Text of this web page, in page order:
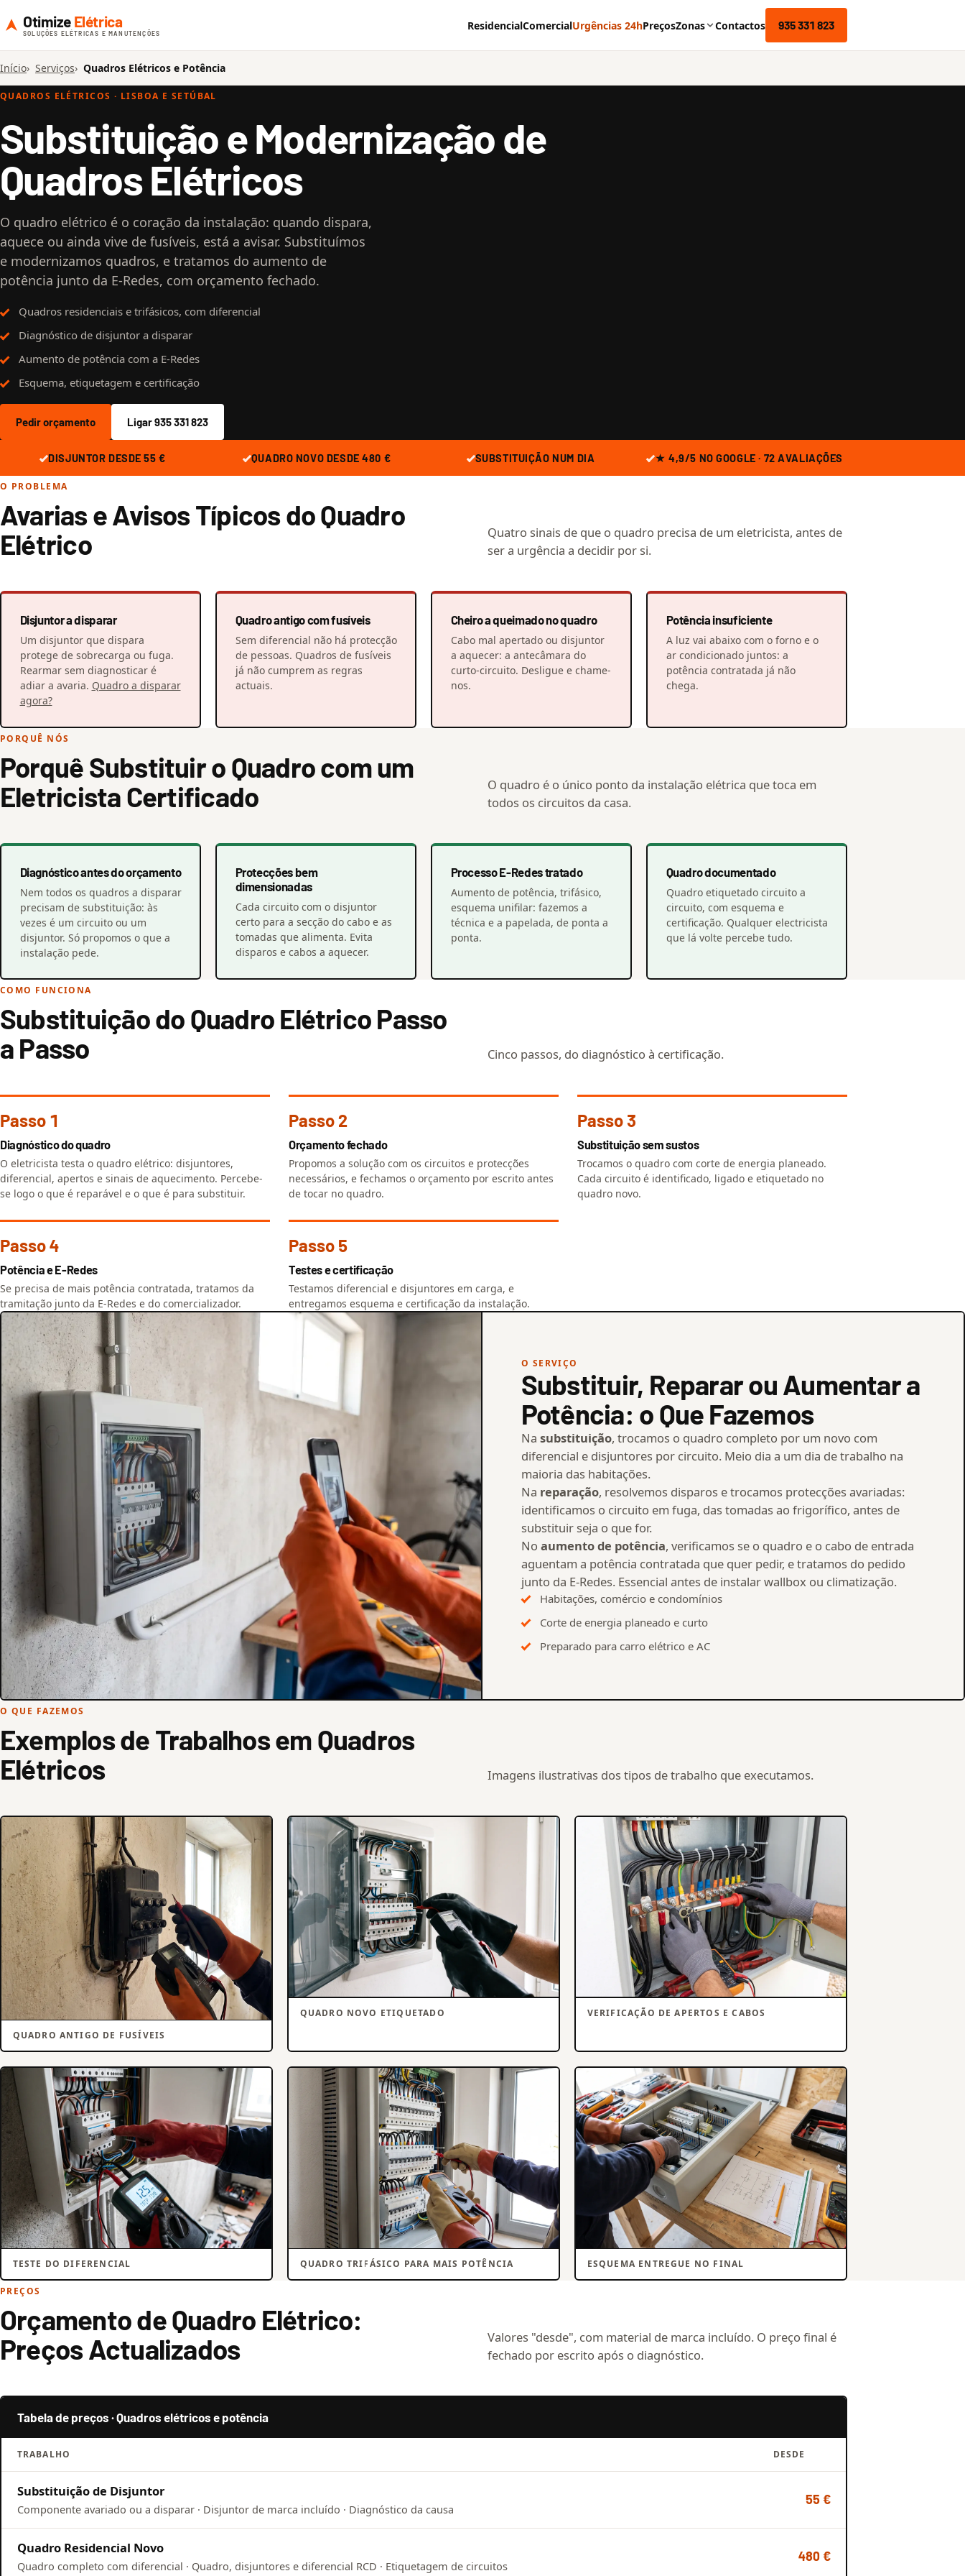
Otimize Elétrica
SOLUÇÕES ELÉTRICAS E MANUTENÇÕES
ResidencialComercialUrgências 24hPreçosZonas Contactos 935 331 823
Início Serviços Quadros Elétricos e Potência
QUADROS ELÉTRICOS · LISBOA E SETÚBAL
Substituição e Modernização de
Quadros Elétricos
O quadro elétrico é o coração da instalação: quando dispara,
aquece ou ainda vive de fusíveis, está a avisar. Substituímos
e modernizamos quadros, e tratamos do aumento de
potência junto da E-Redes, com orçamento fechado.
Quadros residenciais e trifásicos, com diferencial
Diagnóstico de disjuntor a disparar
Aumento de potência com a E-Redes
Esquema, etiquetagem e certificação
Pedir orçamento Ligar 935 331 823
DISJUNTOR DESDE 55 € QUADRO NOVO DESDE 480 € SUBSTITUIÇÃO NUM DIA ★ 4,9/5 NO GOOGLE · 72 AVALIAÇÕES
O PROBLEMA
Avarias e Avisos Típicos do Quadro
Elétrico
Quatro sinais de que o quadro precisa de um eletricista, antes de
ser a urgência a decidir por si.
Disjuntor a disparar
Um disjuntor que dispara
protege de sobrecarga ou fuga.
Rearmar sem diagnosticar é
adiar a avaria. Quadro a disparar
agora?
Quadro antigo com fusíveis
Sem diferencial não há protecção
de pessoas. Quadros de fusíveis
já não cumprem as regras
actuais.
Cheiro a queimado no quadro
Cabo mal apertado ou disjuntor
a aquecer: a antecâmara do
curto-circuito. Desligue e chame-
nos.
Potência insuficiente
A luz vai abaixo com o forno e o
ar condicionado juntos: a
potência contratada já não
chega.
PORQUÊ NÓS
Porquê Substituir o Quadro com um
Eletricista Certificado
O quadro é o único ponto da instalação elétrica que toca em
todos os circuitos da casa.
Diagnóstico antes do orçamento
Nem todos os quadros a disparar
precisam de substituição: às
vezes é um circuito ou um
disjuntor. Só propomos o que a
instalação pede.
Protecções bem
dimensionadas
Cada circuito com o disjuntor
certo para a secção do cabo e as
tomadas que alimenta. Evita
disparos e cabos a aquecer.
Processo E-Redes tratado
Aumento de potência, trifásico,
esquema unifilar: fazemos a
técnica e a papelada, de ponta a
ponta.
Quadro documentado
Quadro etiquetado circuito a
circuito, com esquema e
certificação. Qualquer electricista
que lá volte percebe tudo.
COMO FUNCIONA
Substituição do Quadro Elétrico Passo
a Passo
Cinco passos, do diagnóstico à certificação.
Passo 1
Diagnóstico do quadro
O eletricista testa o quadro elétrico: disjuntores,
diferencial, apertos e sinais de aquecimento. Percebe-
se logo o que é reparável e o que é para substituir.
Passo 2
Orçamento fechado
Propomos a solução com os circuitos e protecções
necessários, e fechamos o orçamento por escrito antes
de tocar no quadro.
Passo 3
Substituição sem sustos
Trocamos o quadro com corte de energia planeado.
Cada circuito é identificado, ligado e etiquetado no
quadro novo.
Passo 4
Potência e E-Redes
Se precisa de mais potência contratada, tratamos da
tramitação junto da E-Redes e do comercializador.
Passo 5
Testes e certificação
Testamos diferencial e disjuntores em carga, e
entregamos esquema e certificação da instalação.
O SERVIÇO
Substituir, Reparar ou Aumentar a
Potência: o Que Fazemos
Na substituição, trocamos o quadro completo por um novo com
diferencial e disjuntores por circuito. Meio dia a um dia de trabalho na
maioria das habitações.
Na reparação, resolvemos disparos e trocamos protecções avariadas:
identificamos o circuito em fuga, das tomadas ao frigorífico, antes de
substituir seja o que for.
No aumento de potência, verificamos se o quadro e o cabo de entrada
aguentam a potência contratada que quer pedir, e tratamos do pedido
junto da E-Redes. Essencial antes de instalar wallbox ou climatização.
Habitações, comércio e condomínios
Corte de energia planeado e curto
Preparado para carro elétrico e AC
O QUE FAZEMOS
Exemplos de Trabalhos em Quadros
Elétricos
Imagens ilustrativas dos tipos de trabalho que executamos.
QUADRO ANTIGO DE FUSÍVEIS
QUADRO NOVO ETIQUETADO VERIFICAÇÃO DE APERTOS E CABOS
TESTE DO DIFERENCIAL QUADRO TRIFÁSICO PARA MAIS POTÊNCIA ESQUEMA ENTREGUE NO FINAL
PREÇOS
Orçamento de Quadro Elétrico:
Preços Actualizados
Valores "desde", com material de marca incluído. O preço final é
fechado por escrito após o diagnóstico.
Tabela de preços · Quadros elétricos e potência
TRABALHO DESDE
Substituição de Disjuntor
Componente avariado ou a disparar · Disjuntor de marca incluído · Diagnóstico da causa
55 €
Quadro Residencial Novo
Quadro completo com diferencial · Quadro, disjuntores e diferencial RCD · Etiquetagem de circuitos
480 €